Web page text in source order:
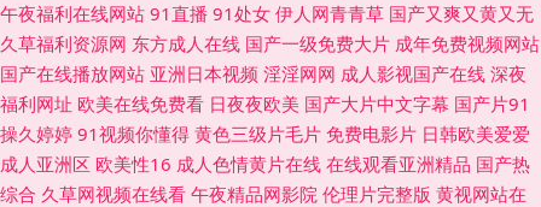
每日更新 av高清不卡 大香蕉伊人婷婷 后入黑丝老阿姨 免费看片操 日韩欧美
国产精品 丁香五月在线综合 麻豆爱豆村映画 日韩色图导航 性爱超碰 91后入
视频 ts伪娘xxx 高清午夜私人男女 精品国产欧美日韩 欧美日本另类 91视频
午夜福利在线网站 91直播 91处女 伊人网青青草 国产又爽又黄又无
久草福利资源网 东方成人在线 国产一级免费大片 成年免费视频网站
国产在线播放网站 亚洲日本视频 淫淫网网 成人影视国产在线 深夜
福利网址 欧美在线免费看 日夜夜欧美 国产大片中文字幕 国产片91
操久婷婷 91视频你懂得 黄色三级片毛片 免费电影片 日韩欧美爱爱
成人亚洲区 欧美性16 成人色情黄片在线 在线观看亚洲精品 国产热
综合 久草网视频在线看 午夜精品网影院 伦理片完整版 黄视网站在